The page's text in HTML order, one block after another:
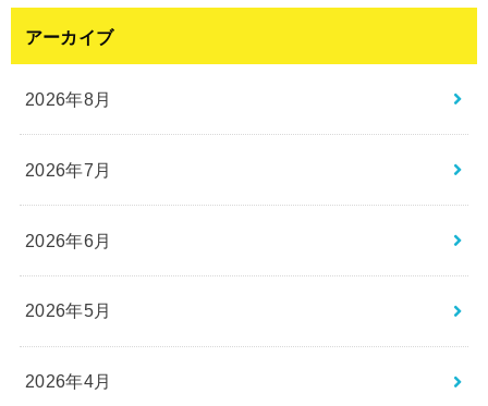
アーカイブ
2026年8月
2026年7月
2026年6月
2026年5月
2026年4月